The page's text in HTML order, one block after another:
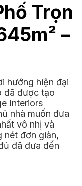
Trọn
–
hướng hiện đại
đã được tạo
Interiors
nhà muốn đưa
vô nhị và
nét đơn giản,
đã đưa đến